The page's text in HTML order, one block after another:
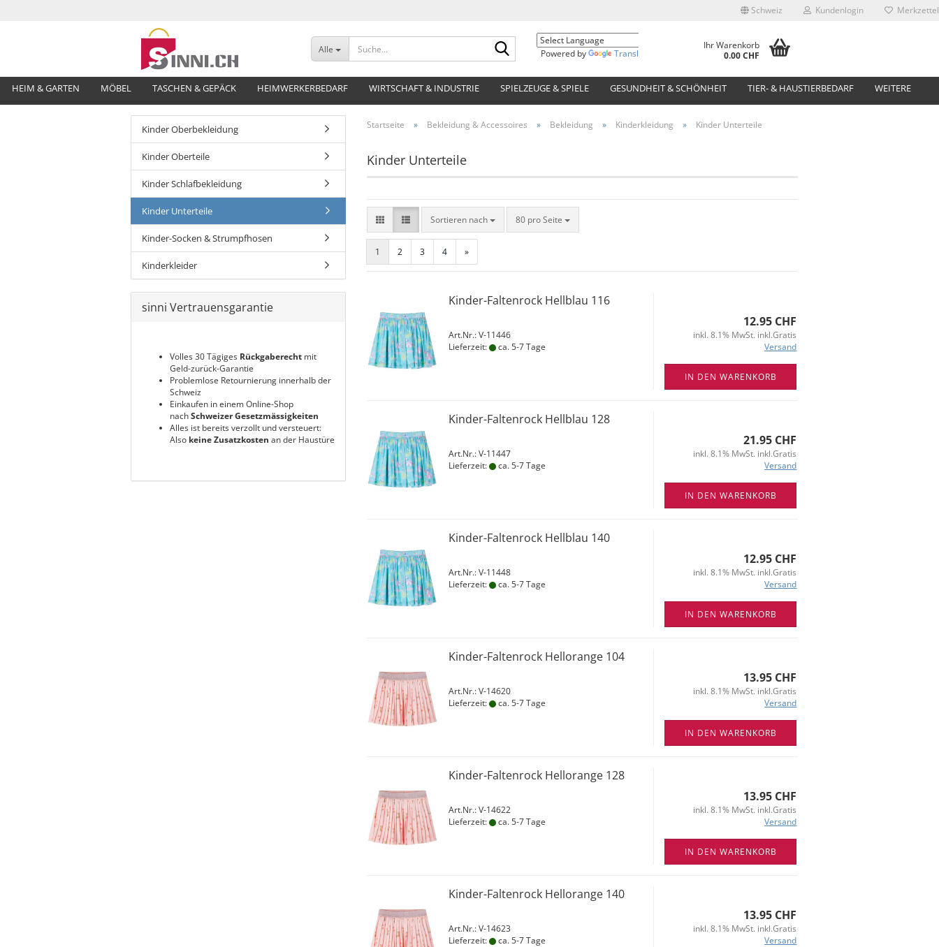
Schweiz Kundenlogin Merkzettel
Alle
Suche...
Powered by
Translate
Ihr Warenkorb
0.00 CHF
HEIM & GARTEN MÖBEL TASCHEN & GEPÄCK HEIMWERKERBEDARF WIRTSCHAFT & INDUSTRIE SPIELZEUGE & SPIELE GESUNDHEIT & SCHÖNHEIT TIER- & HAUSTIERBEDARF WEITERE
Startseite » Bekleidung & Accessoires » Bekleidung » Kinderkleidung » Kinder Unterteile
Kinder Unterteile
Sortieren nach
Sortieren nach 80 pro Seite
pro Seite
1 2 3 4 »
Kinder-Faltenrock Hellblau 116
Art.Nr.: V-11446
Lieferzeit:
ca. 5-7 Tage
12.95 CHF
inkl. 8.1% MwSt. inkl.Gratis
Versand
IN DEN WARENKORB
Kinder-Faltenrock Hellblau 128
Art.Nr.: V-11447
Lieferzeit:
ca. 5-7 Tage
21.95 CHF
inkl. 8.1% MwSt. inkl.Gratis
Versand
IN DEN WARENKORB
Kinder-Faltenrock Hellblau 140
Art.Nr.: V-11448
Lieferzeit:
ca. 5-7 Tage
12.95 CHF
inkl. 8.1% MwSt. inkl.Gratis
Versand
IN DEN WARENKORB
Kinder-Faltenrock Hellorange 104
Art.Nr.: V-14620
Lieferzeit:
ca. 5-7 Tage
13.95 CHF
inkl. 8.1% MwSt. inkl.Gratis
Versand
IN DEN WARENKORB
Kinder-Faltenrock Hellorange 128
Art.Nr.: V-14622
Lieferzeit:
ca. 5-7 Tage
13.95 CHF
inkl. 8.1% MwSt. inkl.Gratis
Versand
IN DEN WARENKORB
Kinder-Faltenrock Hellorange 140
Art.Nr.: V-14623
Lieferzeit:
ca. 5-7 Tage
13.95 CHF
inkl. 8.1% MwSt. inkl.Gratis
Versand
Kinder Oberbekleidung
Kinder Oberteile
Kinder Schlafbekleidung
Kinder Unterteile
Kinder-Socken & Strumpfhosen
Kinderkleider
sinni Vertrauensgarantie
Volles 30 Tägiges Rückgaberecht mit
Geld-zurück-Garantie
Problemlose Retournierung innerhalb der
Schweiz
Einkaufen in einem Online-Shop
nachSchweizer Gesetzmässigkeiten
Alles ist bereits verzollt und versteuert:
Also keine Zusatzkosten an der Haustüre